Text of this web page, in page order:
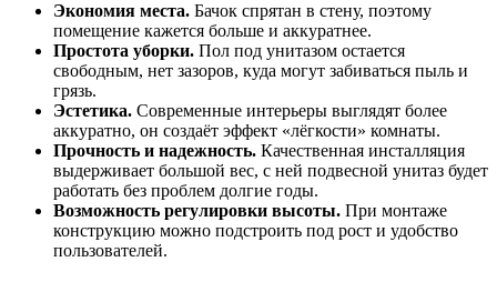
Экономия места. Бачок спрятан в стену, поэтому
помещение кажется больше и аккуратнее.
Простота уборки. Пол под унитазом остается
свободным, нет зазоров, куда могут забиваться пыль и
грязь.
Эстетика. Современные интерьеры выглядят более
аккуратно, он создаёт эффект «лёгкости» комнаты.
Прочность и надежность. Качественная инсталляция
выдерживает большой вес, с ней подвесной унитаз будет
работать без проблем долгие годы.
Возможность регулировки высоты. При монтаже
конструкцию можно подстроить под рост и удобство
пользователей.